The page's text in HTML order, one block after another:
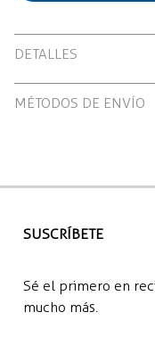
DETALLES
Polo Manga Larga
MÉTODOS DE ENVÍO
Envío a domicilio: S/
SUSCRÍBETE
Sé el primero en
mucho más.